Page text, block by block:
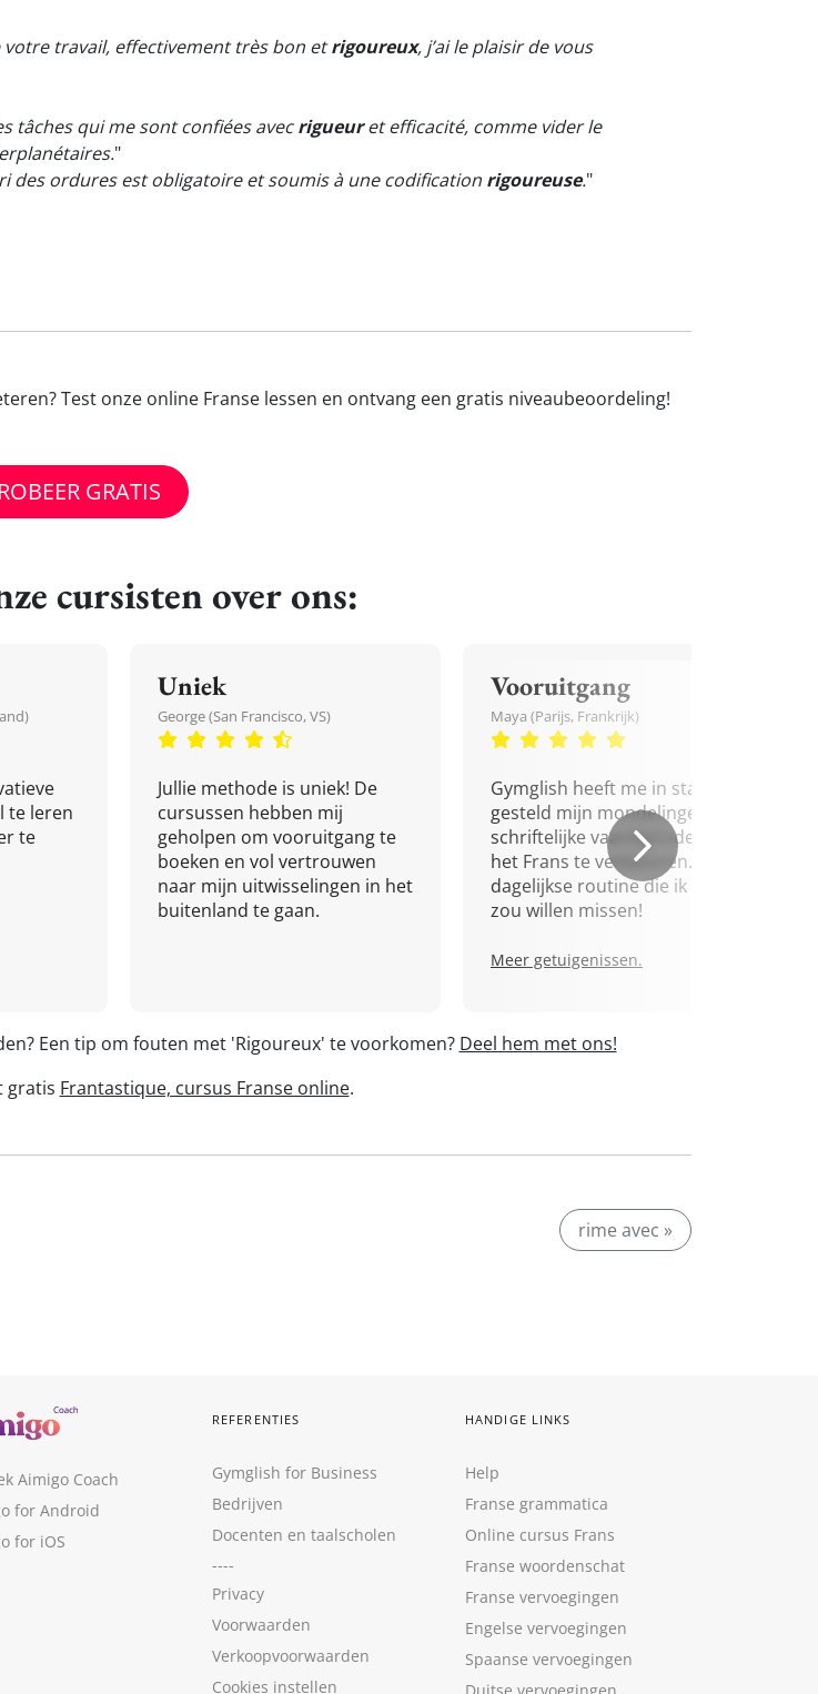
travail, effectivement très bon etrigoureux, j’ai le plaisir de vous
tâches qui me sont confiées avecrigueuret efficacité, comme vider le
"
des ordures est obligatoire et soumis à une codification rigoureuse."
Test onze online Franse lessen en ontvang een gratis niveaubeoordeling!
GRATIS
cursisten over ons:
te leren
te
Uniek
George (San Francisco, VS)
Jullie methode is uniek! De
cursussen hebben mij
geholpen om vooruitgang te
boeken en vol vertrouwen
naar mijn uitwisselingen in het
buitenland te gaan.
Vooruitgang
Maya (Parijs, Frankrijk)
Gymglish heeft me in staat
gesteld mijn mondelinge en
schriftelijke vaardigheden in
het Frans te verbeteren. Een
dagelijkse routine die ik niet
zou willen missen!
Meer getuigenissen.
Een tip om fouten met 'Rigoureux' te voorkomen? Deel hem met ons!
gratis Frantastique, cursus Franse online.
rime avec »
Aimigo Coach
for Android
for iOS
REFERENTIES
Gymglish for Business
Bedrijven
Docenten en taalscholen
----
Privacy
Voorwaarden
Verkoopvoorwaarden
Cookies instellen
HANDIGE LINKS
Help
Franse grammatica
Online cursus Frans
Franse woordenschat
Franse vervoegingen
Engelse vervoegingen
Spaanse vervoegingen